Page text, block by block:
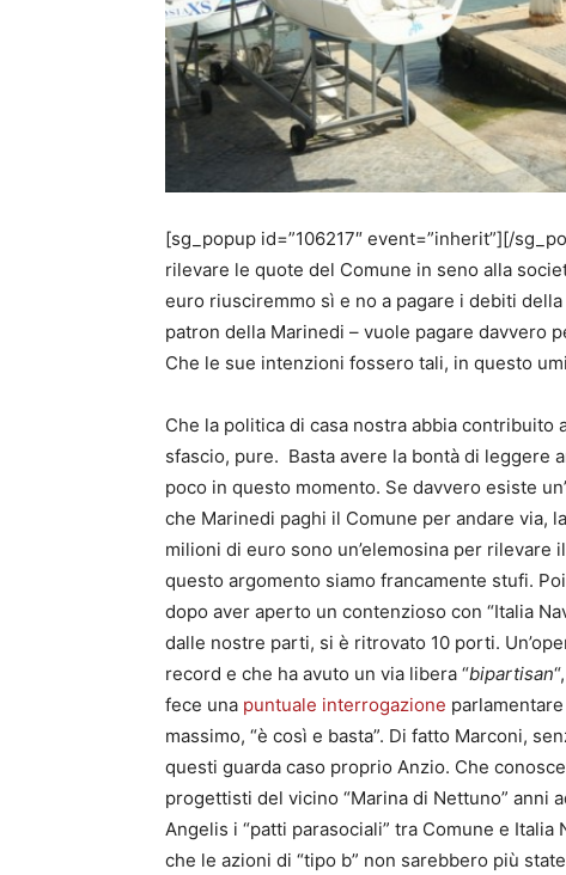
[sg_popup id=”106217″ event=”inherit”][/
rilevare le quote del Comune in seno alla
euro riusciremmo sì e no a pagare i debiti
patron della Marinedi – vuole pagare davvero
Che le sue intenzioni fossero tali, in questo
Che la politica di casa nostra abbia
sfascio, pure. Basta avere la bontà di leggere
poco in questo momento. Se davvero esiste
che Marinedi paghi il Comune per andare via,
milioni di euro sono un’elemosina per
questo argomento siamo francamente stufi.
dopo aver aperto un contenzioso con “Italia
dalle nostre parti, si è ritrovato 10 porti.
record e che ha avuto un via libera “bipartisan
fece una puntuale interrogazione
massimo, “è così e basta”. Di fatto Marconi,
questi guarda caso proprio Anzio. Che
progettisti del vicino “Marina di Nettuno” anni
Angelis i “patti parasociali” tra Comune e
che le azioni di “tipo b” non sarebbero più